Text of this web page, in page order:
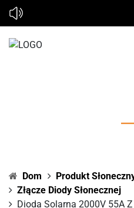
Dom Produkt
Złącze Diody Słonecznej
Dioda Solarna 2000V 55A